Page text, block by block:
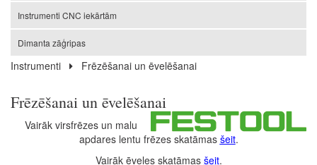
Instrumenti CNC iekārtām
Dimanta zāģripas
Instrumenti Frēzēšanai un ēvelēšanai
Frēzēšanai un ēvelēšanai
Vairāk virsfrēzes un malu
apdares lentu frēzes skatāmas šeit.
Vairāk ēveles skatāmas šeit.